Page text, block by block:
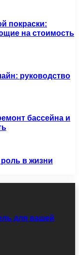
покраски:
на стоимость
руководство
бассейна и
роль в жизни
для вашей